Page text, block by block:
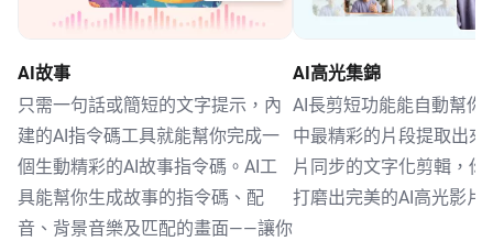
AI故事
只需一句話或簡短的文字提示，內
建的AI指令碼工具就能幫你完成一
個生動精彩的AI故事指令碼。AI工
具能幫你生成故事的指令碼、配
音、背景音樂及匹配的畫面——讓你
AI高光集錦
AI長剪短功能能自動幫你
中最精彩的片段提取出來
片同步的文字化剪輯，你
打磨出完美的AI高光影片